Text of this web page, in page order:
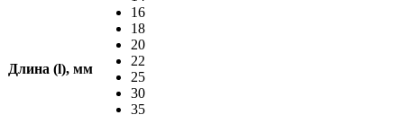
Длина (l), мм
16
18
20
22
25
30
35